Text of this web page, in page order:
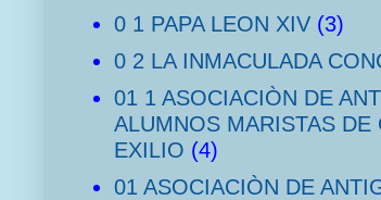
0 1 PAPA LEON XIV (3)
0 2 LA INMACULADA
01 1 ASOCIACIÒN DE
ALUMNOS MARISTAS DE
EXILIO (4)
01 ASOCIACIÒN DE